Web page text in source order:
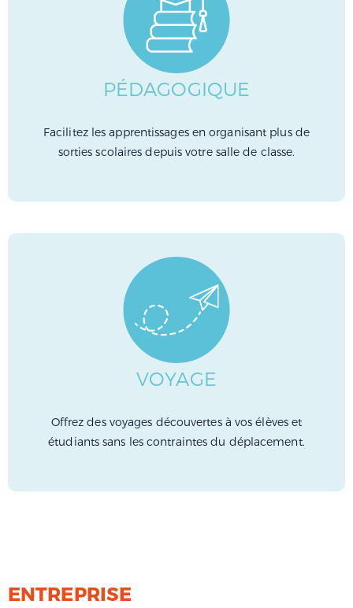
PÉDAGOGIQUE
Facilitez les apprentissages en organisant plus de
sorties scolaires depuis votre salle de classe.
VOYAGE
Offrez des voyages découvertes à vos élèves et
étudiants sans les contraintes du déplacement.
ENTREPRISE